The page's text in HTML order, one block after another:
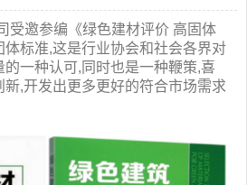
受邀参编《绿色建材评价 高固体
体标准,这是行业协会和社会各界对
一种认可,同时也是一种鞭策,喜
,开发出更多更好的符合市场需求